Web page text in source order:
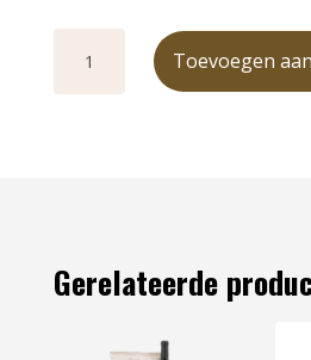
Toevoegen
Gerelateerde